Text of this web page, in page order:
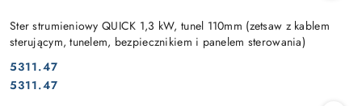
Ster strumieniowy QUICK 1,3 kW, tunel 110mm (zetsaw z kablem
sterującym, tunelem, bezpiecznikiem i panelem sterowania)
Cena:
5311.47
Cena:
5311.47